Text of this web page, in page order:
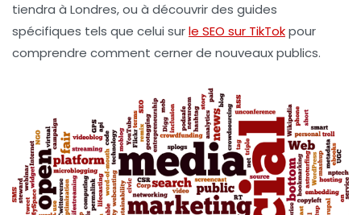
tiendra à Londres, ou à découvrir des guides
spécifiques tels que celui surle SEO sur TikTokpour
comprendre comment cerner de nouveaux publics.